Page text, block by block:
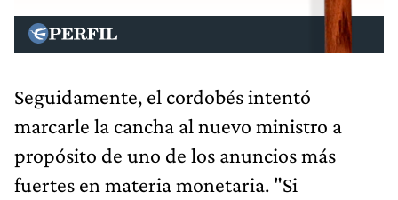
Seguidamente, el cordobés intentó
marcarle la cancha al nuevo ministro a
propósito de uno de los anuncios más
fuertes en materia monetaria. "Si